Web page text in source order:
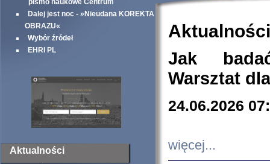
pismo naukowe Centrum
Dalej jest noc - »Nieudana KOREKTA
OBRAZU«
Wybór źródeł
EHRI PL
Aktualności
Aktualności
Jak
Warsztat
24.06.2026
więcej...